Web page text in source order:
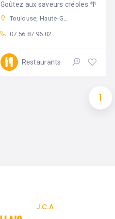
Goûtez aux saveurs créoles 🌴
Toulouse, Haute-Garonne, France
07 56 87 96 02
Restaurants
1
J.C.A